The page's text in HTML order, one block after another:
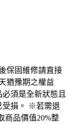
保固維修請直接
猶豫期之權益
須是全新狀態且
受損。 ※若需退
商品價值20%整